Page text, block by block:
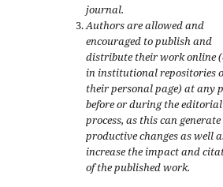
journal.
Authors are allowed and
encouraged to publish and
distribute their work online
in institutional repositories
their personal page) at any
before or during the editorial
process, as this can generate
productive changes as well
increase the impact and
of the published work.